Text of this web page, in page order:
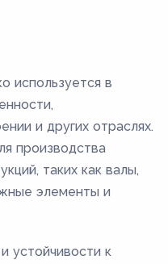
используется в
и других отраслях.
производства
таких как валы,
элементы и
устойчивости к